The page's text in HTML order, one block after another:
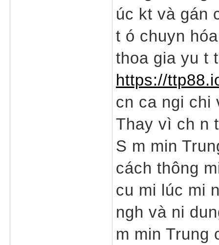
úc kt và gán
t ó chuyn
thoa gia yu t
https://
cn ca ngi chi
Thay vì ch n
S m min
cách thông
cu mi lúc mi
ngh và ni
m min Trung